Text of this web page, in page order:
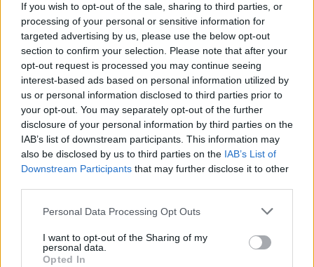
If you wish to opt-out of the sale, sharing to third parties, or
processing of your personal or sensitive information for
targeted advertising by us, please use the below opt-out
section to confirm your selection. Please note that after your
opt-out request is processed you may continue seeing
interest-based ads based on personal information utilized by
us or personal information disclosed to third parties prior to
your opt-out. You may separately opt-out of the further
disclosure of your personal information by third parties on the
IAB’s list of downstream participants. This information may
also be disclosed by us to third parties on the IAB’s List of
Downstream Participants that may further disclose it to other
Please note that this website/app uses one or more Google
not limited to your visit or usage behaviour. You may click to
grant or deny consent to Google and its third-party tags to
Personal Data Processing Opt Outs
I want to opt-out of the Sharing of my
personal data.
Opted In
egy 1969-es alkotása 215 ezer euróért kelt el,
majd hétfőn a párizsi Artcurial árverésén az
1974-es Blanc című sorozat egyik darabjánál
190 ezer eurónál csapott le a kalapács.
Kedden az Artcurialnál további tíz Hantai-
művet vásároltak meg. A Sotheby's kedd esti
árverésén pedig szintén a Blanc-sorozatból
egy másik kép 780 ezer euróért ment el.
"Ez még csak a kezdet" - véli Makláry, aki
szerint a Hantai-művek értéke a
közeljövőben várhatóan tovább fog
emelkedni. A galéria vezetője úgy látja, hogy
alkotásai egyre keresettebbek a
képzőművészeti piacon, elsősorban